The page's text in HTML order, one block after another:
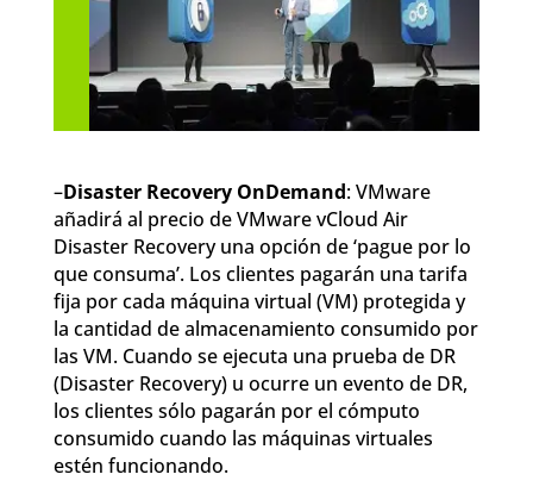
–Disaster Recovery OnDemand: VMware
añadirá al precio de VMware vCloud Air
Disaster Recovery una opción de ‘pague por lo
que consuma’. Los clientes pagarán una tarifa
fija por cada máquina virtual (VM) protegida y
la cantidad de almacenamiento consumido por
las VM. Cuando se ejecuta una prueba de DR
(Disaster Recovery) u ocurre un evento de DR,
los clientes sólo pagarán por el cómputo
consumido cuando las máquinas virtuales
estén funcionando.